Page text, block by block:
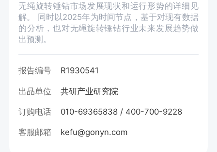
无绳旋转锤钻市场发展现状和运行形势的详细见
解。 同时以2025年为时间节点，基于对现有数据
的分析，也对无绳旋转锤钻行业未来发展趋势做
出预测。
报告编号 R1930541
出品单位 共研产业研究院
订购电话 010-69365838 / 400-700-9228
客服邮箱 kefu@gonyn.com